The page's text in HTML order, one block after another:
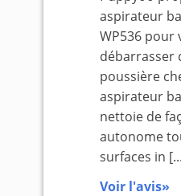
aspirateur
WP536 pour
débarrasser
poussière
aspirateur
nettoie de
autonome
surfaces in
Voir l'avis»